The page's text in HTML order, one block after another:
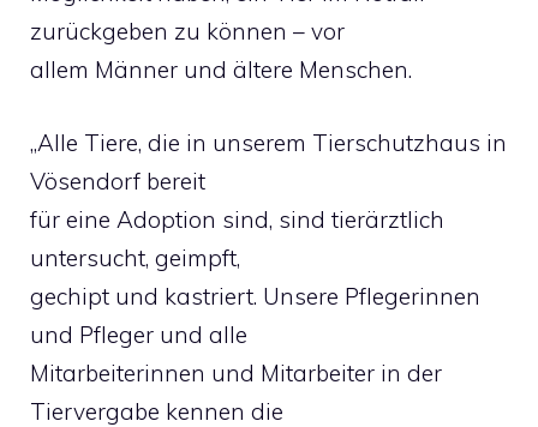
zurückgeben zu können – vor
allem Männer und ältere Menschen.
„Alle Tiere, die in unserem Tierschutzhaus in
Vösendorf bereit
für eine Adoption sind, sind tierärztlich
untersucht, geimpft,
gechipt und kastriert. Unsere Pflegerinnen
und Pfleger und alle
Mitarbeiterinnen und Mitarbeiter in der
Tiervergabe kennen die